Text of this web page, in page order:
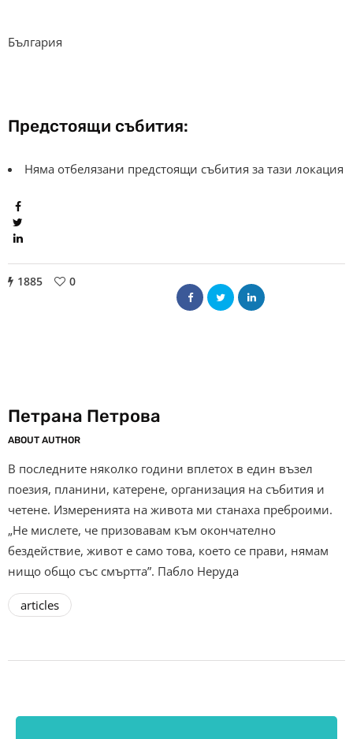
България
Предстоящи събития:
Няма отбелязани предстоящи събития за тази локация
1885 0
Петрана Петрова
ABOUT AUTHOR
В последните няколко години вплетох в един възел
поезия, планини, катерене, организация на събития и
четене. Измеренията на живота ми станаха преброими.
„Не мислете, че призовавам към окончателно
бездействие, живот е само това, което се прави, нямам
нищо общо със смъртта”. Пабло Неруда
articles